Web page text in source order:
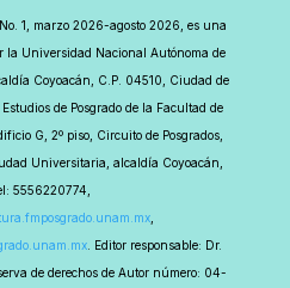
1, marzo 2026-agosto 2026, es una
la Universidad Nacional Autónoma de
Coyoacán, C.P. 04510, Ciudad de
de Posgrado de la Facultad de
G, 2º piso, Circuito de Posgrados,
Universitaria, alcaldía Coyoacán,
5556220774,
,
. Editor responsable: Dr.
de derechos de Autor número: 04-